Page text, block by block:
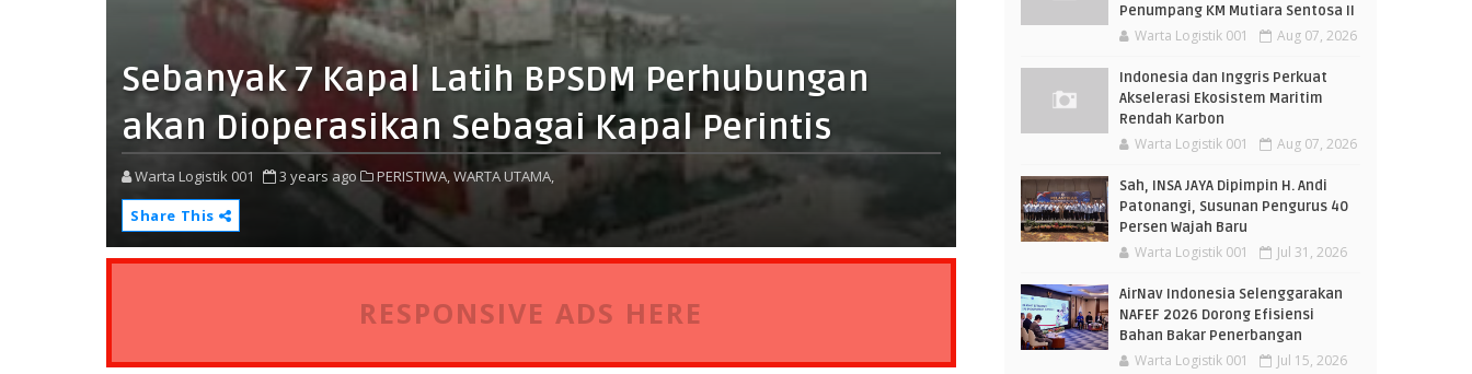
Sebanyak 7 Kapal Latih BPSDM Perhubungan
akan Dioperasikan Sebagai Kapal Perintis
Warta Logistik 001 3 years ago PERISTIWA,WARTA UTAMA,
Share This
RESPONSIVE ADS HERE
Penumpang KM Mutiara Sentosa II
Warta Logistik 001 Aug 07, 2026
Indonesia dan Inggris Perkuat
Akselerasi Ekosistem Maritim
Rendah Karbon
Warta Logistik 001 Aug 07, 2026
Sah, INSA JAYA Dipimpin H. Andi
Patonangi, Susunan Pengurus 40
Persen Wajah Baru
Warta Logistik 001 Jul 31, 2026
AirNav Indonesia Selenggarakan
NAFEF 2026 Dorong Efisiensi
Bahan Bakar Penerbangan
Warta Logistik 001 Jul 15, 2026